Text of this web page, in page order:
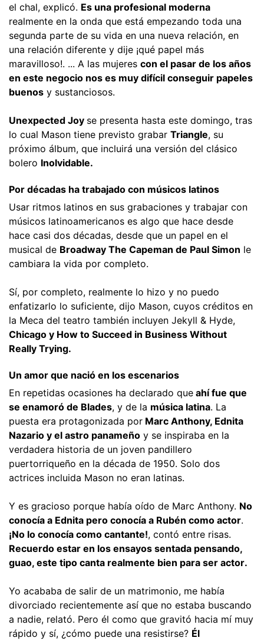
el chal, explicó. Es una profesional moderna
realmente en la onda que está empezando toda una
segunda parte de su vida en una nueva relación, en
una relación diferente y dije ¡qué papel más
maravilloso!. ... A las mujeres con el pasar de los años
en este negocio nos es muy difícil conseguir papeles
buenos y sustanciosos.
Unexpected Joy se presenta hasta este domingo, tras
lo cual Mason tiene previsto grabar Triangle, su
próximo álbum, que incluirá una versión del clásico
bolero Inolvidable.
Por décadas ha trabajado con músicos latinos
Usar ritmos latinos en sus grabaciones y trabajar con
músicos latinoamericanos es algo que hace desde
hace casi dos décadas, desde que un papel en el
musical de Broadway The Capeman de Paul Simon le
cambiara la vida por completo.
Sí, por completo, realmente lo hizo y no puedo
enfatizarlo lo suficiente, dijo Mason, cuyos créditos en
la Meca del teatro también incluyen Jekyll & Hyde,
Chicago y How to Succeed in Business Without
Really Trying.
Un amor que nació en los escenarios
En repetidas ocasiones ha declarado que ahí fue que
se enamoró de Blades, y de la música latina. La
puesta era protagonizada por Marc Anthony, Ednita
Nazario y el astro panameño y se inspiraba en la
verdadera historia de un joven pandillero
puertorriqueño en la década de 1950. Solo dos
actrices incluida Mason no eran latinas.
Y es gracioso porque había oído de Marc Anthony. No
conocía a Ednita pero conocía a Rubén como actor.
¡No lo conocía como cantante!, contó entre risas.
Recuerdo estar en los ensayos sentada pensando,
guao, este tipo canta realmente bien para ser actor.
Yo acababa de salir de un matrimonio, me había
divorciado recientemente así que no estaba buscando
a nadie, relató. Pero él como que gravitó hacia mí muy
rápido y sí, ¿cómo puede una resistirse? Él